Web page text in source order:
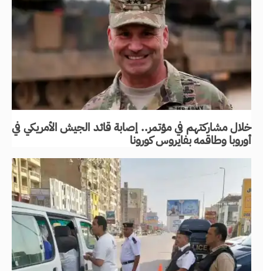
خلال مشاركتهم في مؤتمر.. إصابة قائد الجيش الأمريكي في
أوروبا وطاقمه بفايروس كورونا